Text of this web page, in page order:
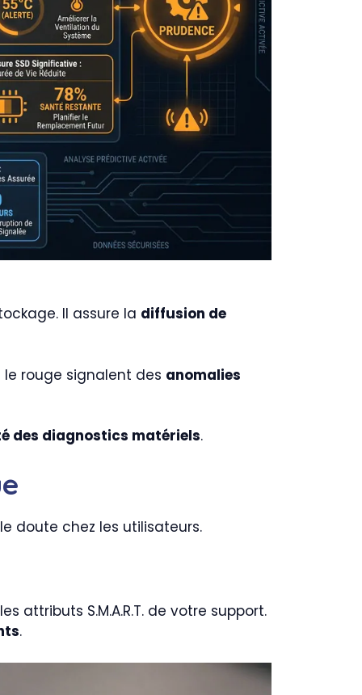
Il assure la diffusion de
le rouge signalent des anomalies
des diagnostics matériels.
doute chez les utilisateurs.
S.M.A.R.T. de votre support.
.